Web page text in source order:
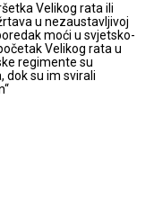
Velikog rata ili
u nezaustavljivoj
moći u svjetsko-
Velikog rata u
regimente su
dok su im svirali